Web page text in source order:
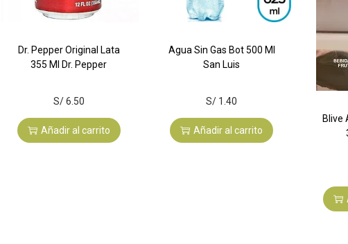
Dr. Pepper Original Lata
355 Ml Dr. Pepper
S/6.50
Añadir al carrito
Agua Sin Gas Bot 500 Ml
San Luis
S/ 1.40
Añadir al carrito
Blive